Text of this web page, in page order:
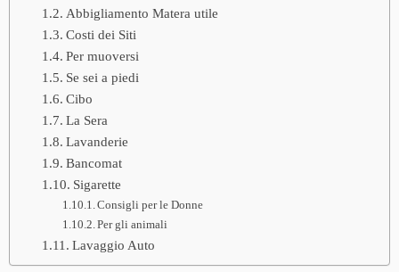
Abbigliamento Matera utile
Costi dei Siti
Per muoversi
Se sei a piedi
Cibo
La Sera
Lavanderie
Bancomat
Sigarette
Consigli per le Donne
Per gli animali
Lavaggio Auto